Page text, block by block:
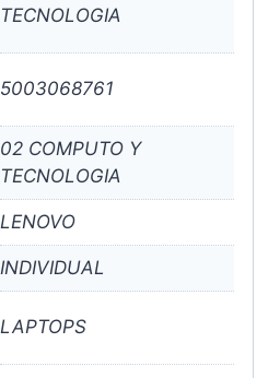
TECNOLOGIA
5003068761
02 COMPUTO Y
TECNOLOGIA
LENOVO
INDIVIDUAL
LAPTOPS